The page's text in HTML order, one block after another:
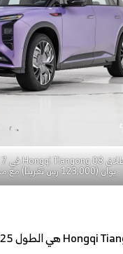
يوان (123,000 رس تقريبًا) مع مدى CLTC يبلغ 520 كم